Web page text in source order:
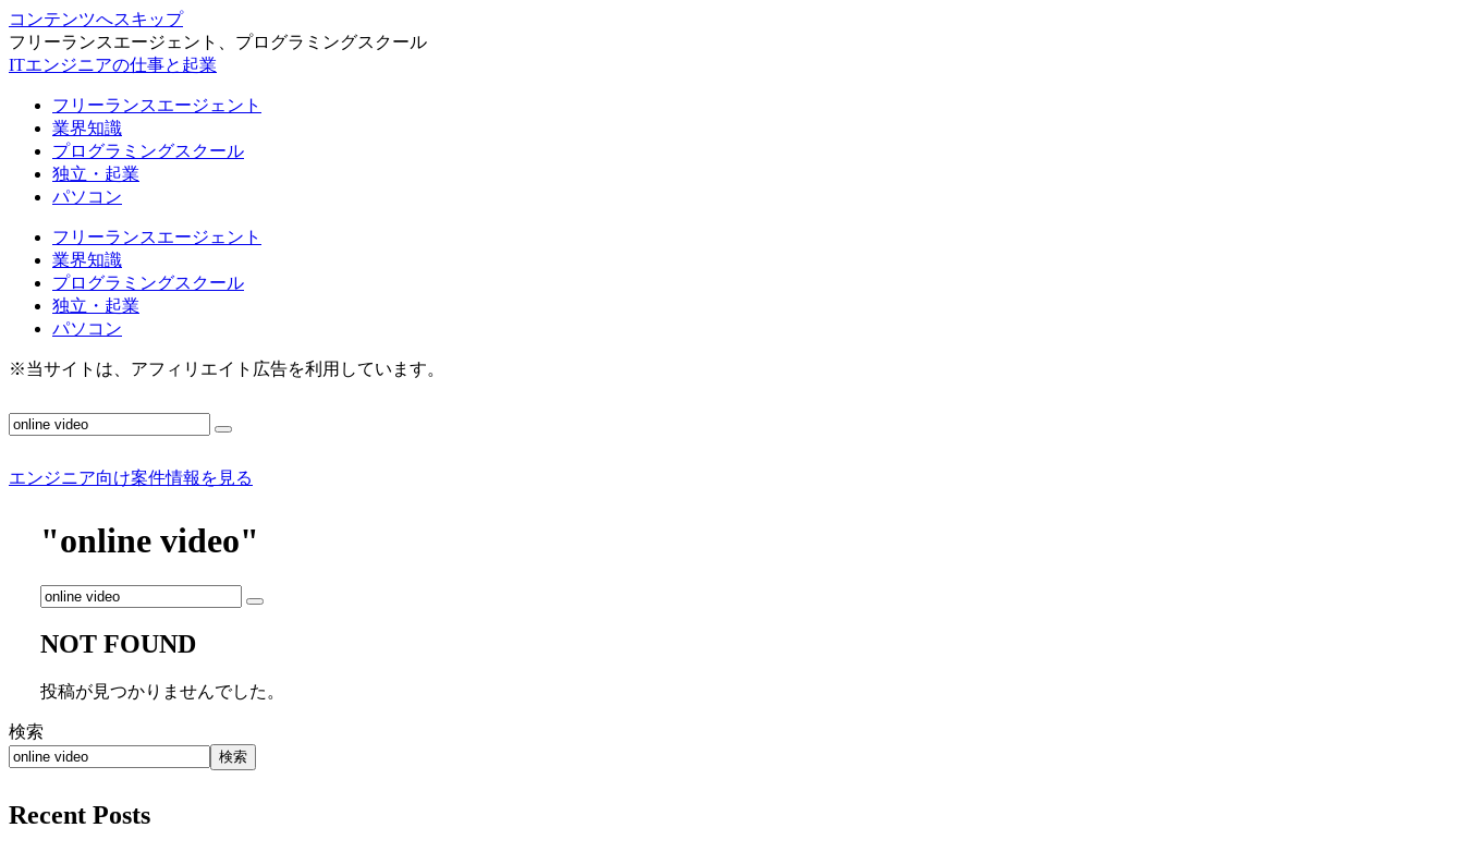
コンテンツへスキップ
フリーランスエージェント、プログラミングスクール
ITエンジニアの仕事と起業
フリーランスエージェント
業界知識
プログラミングスクール
独立・起業
パソコン
フリーランスエージェント
業界知識
プログラミングスクール
独立・起業
パソコン
※当サイトは、アフィリエイト広告を利用しています。
エンジニア向け案件情報を見る
"online video"
NOT FOUND
投稿が見つかりませんでした。
検索
検索
Recent Posts